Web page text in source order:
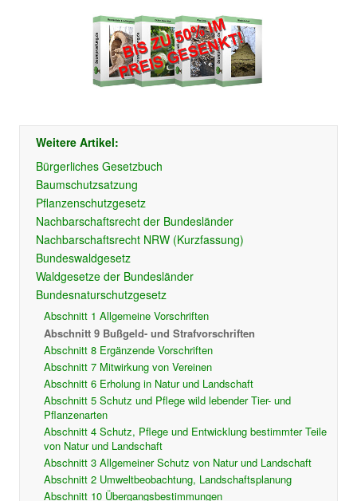
Weitere Artikel:
Bürgerliches Gesetzbuch
Baumschutzsatzung
Pflanzenschutzgesetz
Nachbarschaftsrecht der Bundesländer
Nachbarschaftsrecht NRW (Kurzfassung)
Bundeswaldgesetz
Waldgesetze der Bundesländer
Bundesnaturschutzgesetz
Abschnitt 1 Allgemeine Vorschriften
Abschnitt 9 Bußgeld- und Strafvorschriften
Abschnitt 8 Ergänzende Vorschriften
Abschnitt 7 Mitwirkung von Vereinen
Abschnitt 6 Erholung in Natur und Landschaft
Abschnitt 5 Schutz und Pflege wild lebender Tier- und
Pflanzenarten
Abschnitt 4 Schutz, Pflege und Entwicklung bestimmter Teile
von Natur und Landschaft
Abschnitt 3 Allgemeiner Schutz von Natur und Landschaft
Abschnitt 2 Umweltbeobachtung, Landschaftsplanung
Abschnitt 10 Übergangsbestimmungen